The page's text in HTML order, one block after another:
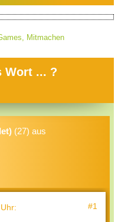
Mitmachen
Wort ... ?
(27) aus
: #1